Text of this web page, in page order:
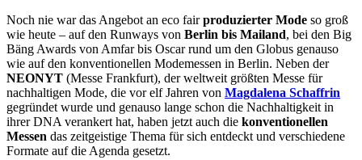
Noch nie war das Angebot an eco fairproduzierter Mode so groß
wie heute – auf den Runways von Berlin bis Mailand, bei den Big
Bäng Awards von Amfar bis Oscar rund um den Globus genauso
wie auf den konventionellen Modemessen in Berlin. Neben der
NEONYT (Messe Frankfurt), der weltweit größten Messe für
nachhaltigen Mode, die vor elf Jahren von Magdalena Schaffrin
gegründet wurde und genauso lange schon die Nachhaltigkeit in
ihrer DNA verankert hat, haben jetzt auch die konventionellen
Messen das zeitgeistige Thema für sich entdeckt und verschiedene
Formate auf die Agenda gesetzt.